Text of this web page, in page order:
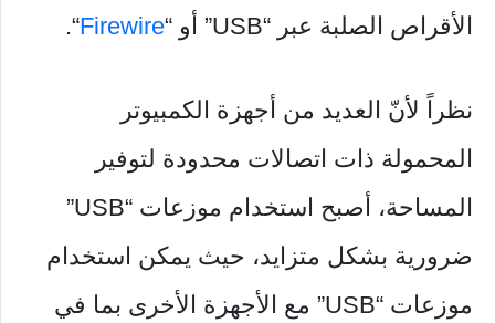
الأقراص الصلبة عبر “USB” أو “
Firewire
“.
نظراً لأنّ العديد من أجهزة الكمبيوتر
المحمولة ذات اتصالات محدودة لتوفير
المساحة، أصبح استخدام موزعات “USB”
ضرورية بشكل متزايد، حيث يمكن استخدام
موزعات “USB” مع الأجهزة الأخرى بما في